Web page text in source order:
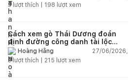
3lượt thích | 198 lượt xem
Cách xem gò Thái Dương đoán
định đường công danh tài lộc
theo nhân tướng học
Hoàng Hằng
27/06/2026,
3lượt thích | 215 lượt xem